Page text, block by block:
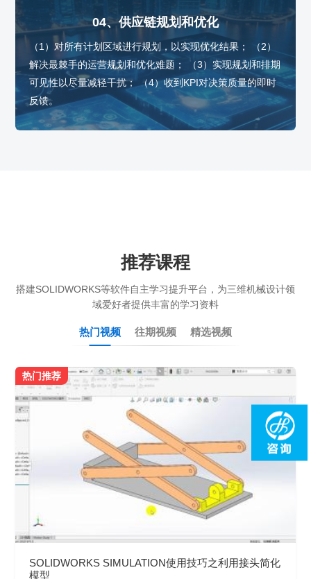
04、供应链规划和优化
（1）对所有计划区域进行规划，以实现优化结果； （2）
解决最棘手的运营规划和优化难题； （3）实现规划和排期
可见性以尽量减轻干扰； （4）收到KPI对决策质量的即时
反馈。
推荐课程
搭建SOLIDWORKS等软件自主学习提升平台，为三维机械设计领
域爱好者提供丰富的学习资料
热门视频 往期视频 精选视频
热门推荐
SOLIDWORKS SIMULATION使用技巧之利用接头简化
模型